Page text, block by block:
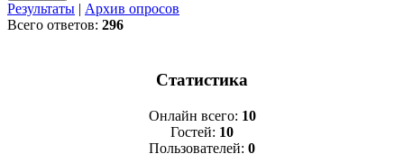
Результаты | Архив опросов
Всего ответов: 296
Статистика
Онлайн всего: 10
Гостей: 10
Пользователей: 0